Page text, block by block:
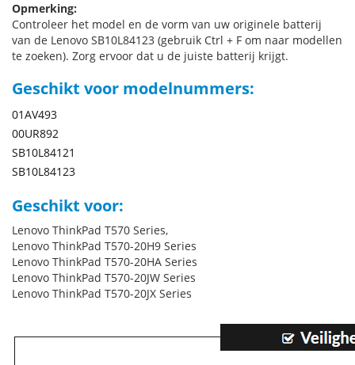
Opmerking:
Controleer het model en de vorm van uw originele batterij
van de Lenovo SB10L84123 (gebruik Ctrl + F om naar modellen
te zoeken). Zorg ervoor dat u de juiste batterij krijgt.
Geschikt voor modelnummers:
01AV493
00UR892
SB10L84121
SB10L84123
Geschikt voor:
Lenovo ThinkPad T570 Series,
Lenovo ThinkPad T570-20H9 Series
Lenovo ThinkPad T570-20HA Series
Lenovo ThinkPad T570-20JW Series
Lenovo ThinkPad T570-20JX Series